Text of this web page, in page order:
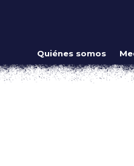
Quiénes somos
en
COMO NIÑA,Video